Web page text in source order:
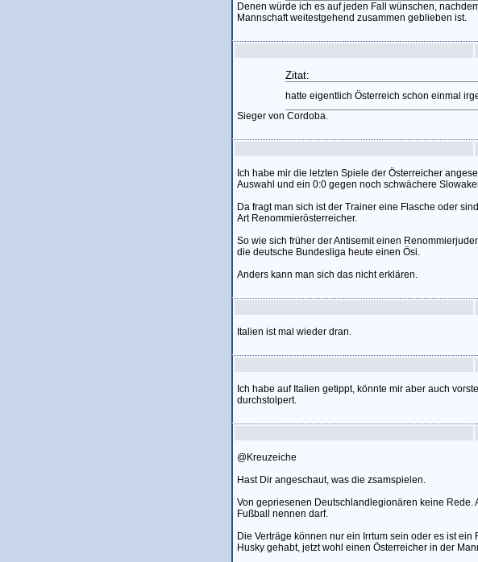
Denen würde ich es auf jeden Fall wünschen,
Mannschaft weitestgehend zusammen geblieben ist.
Zitat:
hatte eigentlich Österreich schon einmal
Sieger von Cordoba.
Ich habe mir die letzten Spiele der Österreicher
Auswahl und ein 0:0 gegen noch schwächere
Da fragt man sich ist der Trainer eine Flasche oder
Art Renommierösterreicher.
So wie sich früher der Antisemit einen
die deutsche Bundesliga heute einen Ösi.
Anders kann man sich das nicht erklären.
Italien ist mal wieder dran.
Ich habe auf Italien getippt, könnte mir aber auch
durchstolpert.
@Kreuzeiche
Hast Dir angeschaut, was die zsamspielen.
Von gepriesenen Deutschlandlegionären keine Rede.
Fußball nennen darf.
Die Verträge können nur ein Irrtum sein oder es ist
Husky gehabt, jetzt wohl einen Österreicher in der